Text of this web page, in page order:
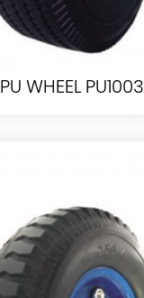
PU WHEEL PU1003